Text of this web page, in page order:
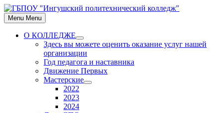
Skip
to
content
Menu Menu
О КОЛЛЕДЖЕ
Show
sub
menu
Здесь вы можете оценить оказание услуг нашей
организации
Год педагога и наставника
Движение Первых
Мастерские
Show
2022
2023
2024